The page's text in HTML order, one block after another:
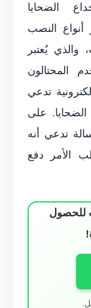
الضحايا
أنواع النصب
والذي يُعتبر
المحتالون
تدعي
على
تدعي أنه
الأمر دفع
للحصول